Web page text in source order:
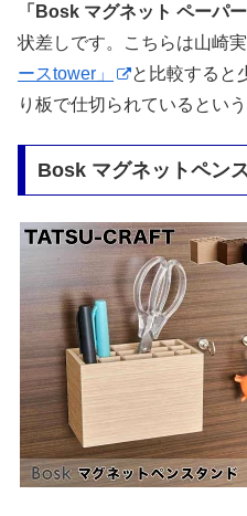
「Bosk マグネット ペーパー
状差しです。こちらは山崎
ースtower」
と比較すると
り板で仕切られているとい
Bosk マグネットペン